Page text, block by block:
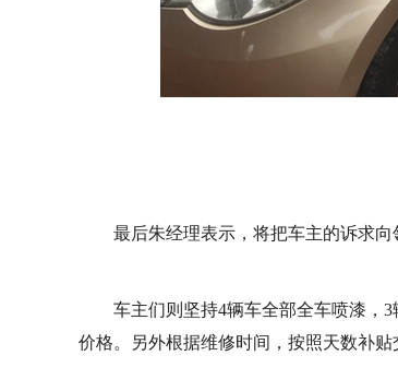
最后朱经理表示，将把车主的诉求向
车主们则坚持4辆车全部全车喷漆，
价格。另外根据维修时间，按照天数补贴